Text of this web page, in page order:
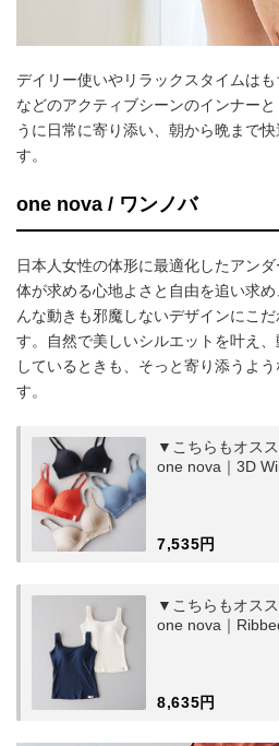
デイリー使いやリラックスタイムは
などのアクティブシーンのインナー
うに日常に寄り添い、朝から晩まで
す。
one nova / ワンノバ
日本人女性の体形に最適化したアンダ
体が求める心地よさと自由を追い求
んな動きも邪魔しないデザインにこ
す。自然で美しいシルエットを叶え
しているときも、そっと寄り添うよ
す。
▼こちらもオス
one nova｜3D
7,535円
▼こちらもオス
one nova｜
8,635円